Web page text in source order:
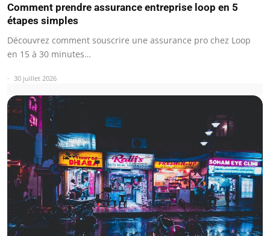
Comment prendre assurance entreprise loop en 5
étapes simples
Découvrez comment souscrire une assurance pro chez Loop
en 15 à 30 minutes…
30 juillet 2026